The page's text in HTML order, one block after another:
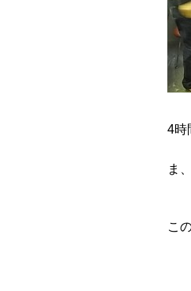
4時
ま
こ